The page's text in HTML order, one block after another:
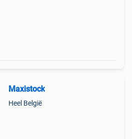
Maxistock
Heel België